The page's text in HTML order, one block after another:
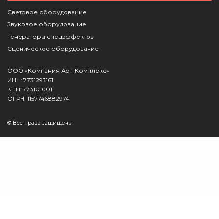
Световое оборудование
Звуковое оборудование
Генераторы спецэффектов
Сценическое оборудование
ООО «Компания Арт-Комплекс»
ИНН: 7731293161
КПП: 773101001
ОГРН: 1157746882974
© Все права защищены